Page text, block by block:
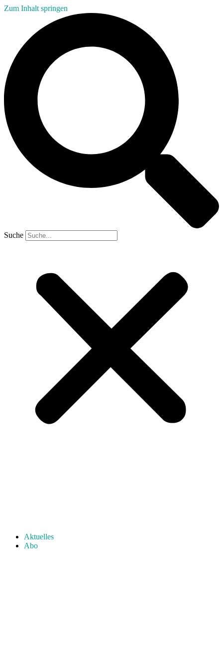
Zum Inhalt springen
Suche
Aktuelles
Abo